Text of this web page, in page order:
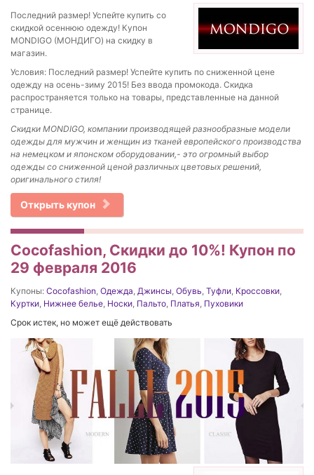
Последний размер! Успейте купить со
скидкой осеннюю одежду! Купон
MONDIGO (МОНДИГО) на скидку в
магазин.
Условия: Последний размер! Успейте купить по сниженной цене
одежду на осень-зиму 2015! Без ввода промокода. Скидка
распространяется только на товары, представленные на данной
странице.
Скидки MONDIGO, компании производящей разнообразные модели
одежды для мужчин и женщин из тканей европейского производства
на немецком и японском оборудовании,- это огромный выбор
одежды со сниженной ценой различных цветовых решений,
оригинального стиля!
Открыть купон
Cocofashion, Скидки до 10%! Купон по
29 февраля 2016
Купоны: Cocofashion Одежда Джинсы Обувь Туфли Кроссовки
Куртки Нижнее белье Носки Пальто Платья Пуховики
Срок истек, но может ещё действовать